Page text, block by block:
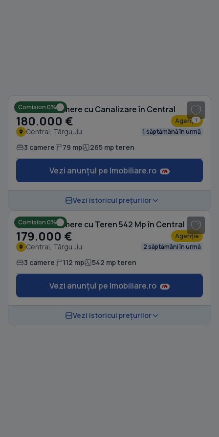
1
Comision 0%
Casă cu 3 camere cu Canalizare în Central
180.000 € Agenție
Central, Târgu Jiu 1 săptămână în urmă
3 camere 79 mp 265 mp teren
Vezi anunțul pe Imobiliare.ro
Vezi istoricul prețurilor
Comision 0%
Casă cu 3 camere cu Teren 542 Mp în Central
179.000 € Agenție
Central, Târgu Jiu 2 săptămâni în urmă
3 camere 112 mp 542 mp teren
Vezi anunțul pe Imobiliare.ro
Vezi istoricul prețurilor